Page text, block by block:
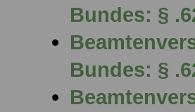
Bundes: §
Bundes: §